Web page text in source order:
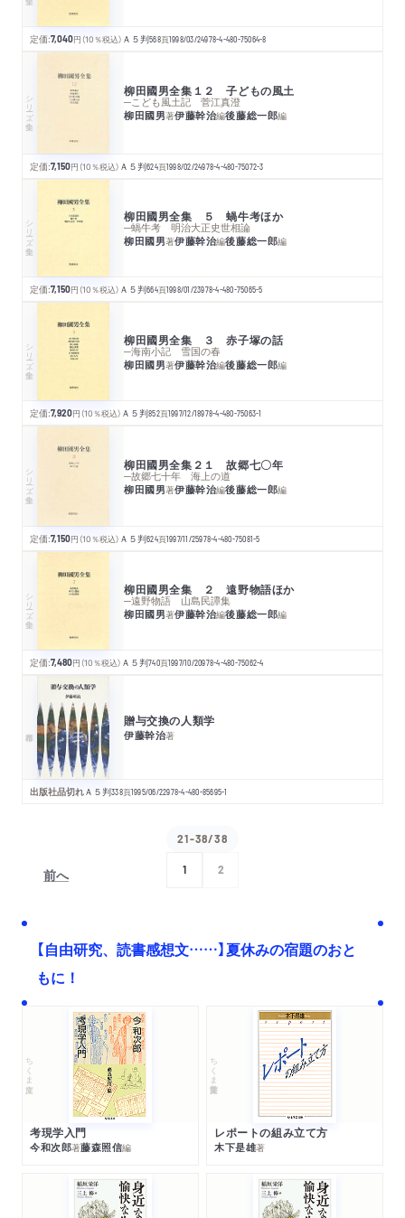
定価:7,040円 （10％税込） Ａ５判568頁1998/03/24978-4-480-75064-8
シリーズ・全集 柳田國男全集１２ 子どもの風土
─こども風土記 菅江真澄
柳田國男著伊藤幹治編後藤総一郎編
定価:7,150円 （10％税込） Ａ５判624頁1998/02/24978-4-480-75072-3
シリーズ・全集 柳田國男全集 ５ 蝸牛考ほか
─蝸牛考 明治大正史世相論
柳田國男著伊藤幹治編後藤総一郎編
定価:7,150円 （10％税込） Ａ５判664頁1998/01/23978-4-480-75065-5
シリーズ・全集 柳田國男全集 ３ 赤子塚の話
─海南小記 雪国の春
柳田國男著伊藤幹治編後藤総一郎編
定価:7,920円 （10％税込） Ａ５判852頁1997/12/18978-4-480-75063-1
シリーズ・全集 柳田國男全集２１ 故郷七〇年
─故郷七十年 海上の道
柳田國男著伊藤幹治編後藤総一郎編
定価:7,150円 （10％税込） Ａ５判624頁1997/11/25978-4-480-75081-5
シリーズ・全集 柳田國男全集 ２ 遠野物語ほか
─遠野物語 山島民譚集
柳田國男著伊藤幹治編後藤総一郎編
定価:7,480円 （10％税込） Ａ５判740頁1997/10/20978-4-480-75062-4
贈与交換の人類学
伊藤幹治著
出版社品切れＡ５判338頁1995/06/22978-4-480-85695-1
前へ
21-38/38
1 2
【自由研究、読書感想文……】夏休みの宿題のおと
もに！
ちくま文庫
考現学入門
今和次郎著藤森照信編
ちくま学芸文庫
レポートの組み立て方
木下是雄著